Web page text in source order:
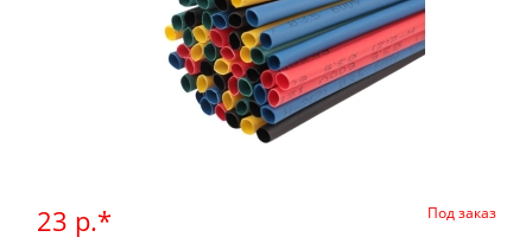
23 р.* Под заказ